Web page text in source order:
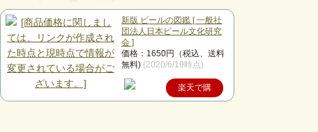
新版 ビールの図鑑 [ 一般社
団法人日本ビール文化研究
会 ]
価格：1650円（税込、送料
無料) (2020/6/19時点)
楽天で購